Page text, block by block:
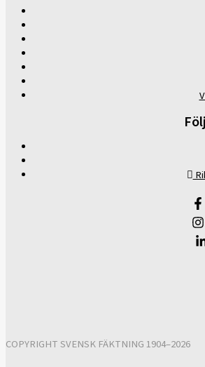
COPYRIGHT SVENSK FÄKTNING 1904–2026